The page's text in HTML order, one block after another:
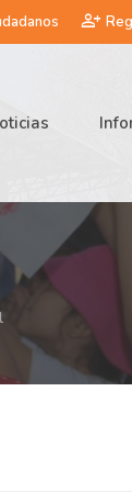
person_add